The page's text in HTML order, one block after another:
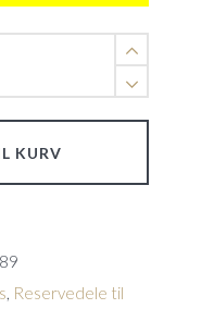
KURV
Reservedele til